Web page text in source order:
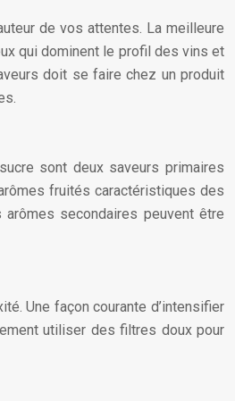
de vos attentes. La meilleure
qui dominent le profil des vins et
doit se faire chez un produit
sont deux saveurs primaires
fruités caractéristiques des
secondaires peuvent être
Une façon courante d’intensifier
utiliser des filtres doux pour